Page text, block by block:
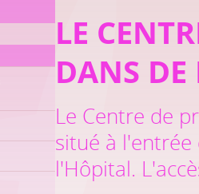
LE
DANS
Le Centre de
situé à l'entrée
l'Hôpital.